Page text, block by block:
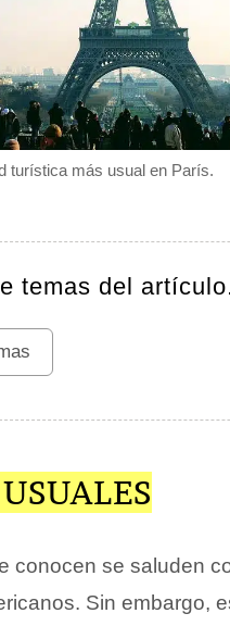
turística más usual en París.
temas del
conocen se saluden
Sin embargo,